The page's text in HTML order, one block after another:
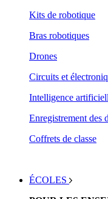
Kits de robotique
Bras robotiques
Drones
Circuits et
Intelligence
Enregistrement des
Coffrets de classe
ÉCOLES